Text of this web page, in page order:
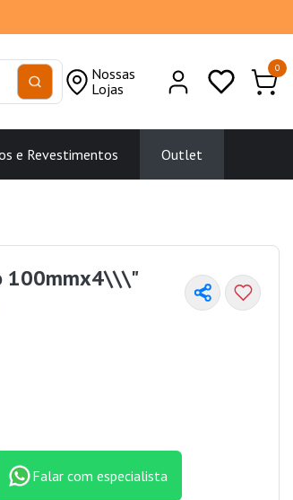
Nossas
Lojas
0
e Revestimentos Outlet
100mmx4\\\"
Falar com especialista